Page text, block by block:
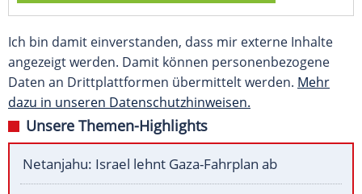
Ich bin damit einverstanden, dass mir externe Inhalte
angezeigt werden. Damit können personenbezogene
Daten an Drittplattformen übermittelt werden. Mehr
dazu in unseren Datenschutzhinweisen.
Unsere Themen-Highlights
Netanjahu: Israel lehnt Gaza-Fahrplan ab